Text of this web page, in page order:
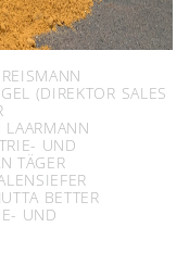
(DIREKTOR SALES
LAARMANN
UND
TÄGER
BETTER
UND